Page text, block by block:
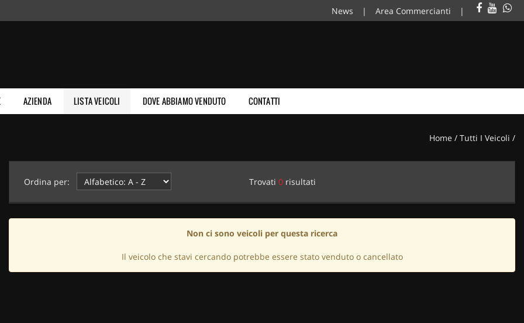
News Area Commercianti
AZIENDA LISTA VEICOLI DOVE ABBIAMO VENDUTO CONTATTI
Home / Tutti I Veicoli /
Ordina per: Trovati0 risultati
Non ci sono veicoli per questa ricerca
Il veicolo che stavi cercando potrebbe essere stato venduto o cancellato